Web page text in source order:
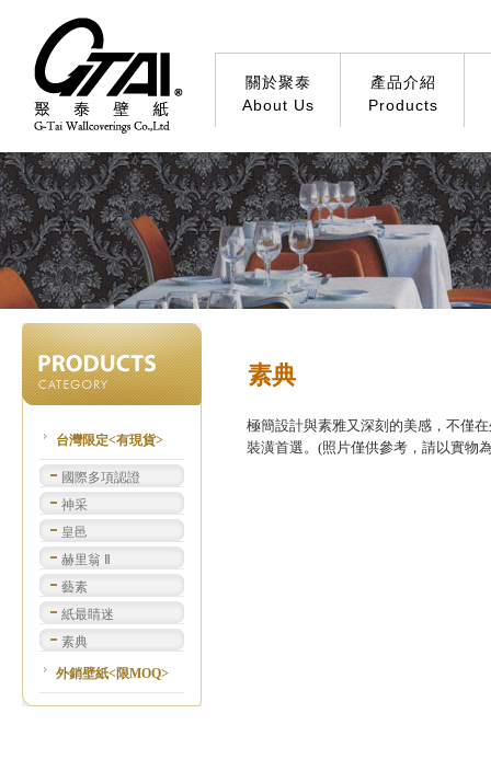
關於聚泰
About Us
產品介紹
Products
台灣限定<有現貨>
國際多項認證
神采
皇邑
赫里翁 Ⅱ
藝素
紙最睛迷
素典
外銷壁紙<限MOQ>
素典
極簡設計與素雅又深刻的美感，不僅
裝潢首選。(照片僅供參考，請以實物